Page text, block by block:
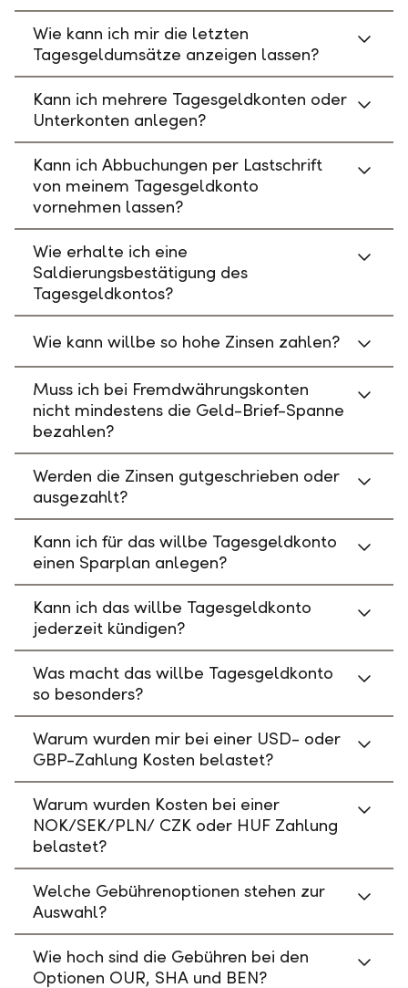
Wie kann ich mir die letzten
Tagesgeldumsätze anzeigen lassen?
Kann ich mehrere Tagesgeldkonten oder
Unterkonten anlegen?
Kann ich Abbuchungen per Lastschrift
von meinem Tagesgeldkonto
vornehmen lassen?
Wie erhalte ich eine
Saldierungsbestätigung des
Tagesgeldkontos?
Wie kann willbe so hohe Zinsen zahlen?
Muss ich bei Fremdwährungskonten
nicht mindestens die Geld-Brief-Spanne
bezahlen?
Werden die Zinsen gutgeschrieben oder
ausgezahlt?
Kann ich für das willbe Tagesgeldkonto
einen Sparplan anlegen?
Kann ich das willbe Tagesgeldkonto
jederzeit kündigen?
Was macht das willbe Tagesgeldkonto
so besonders?
Warum wurden mir bei einer USD- oder
GBP-Zahlung Kosten belastet?
Warum wurden Kosten bei einer
NOK/SEK/PLN/ CZK oder HUF Zahlung
belastet?
Welche Gebührenoptionen stehen zur
Auswahl?
Wie hoch sind die Gebühren bei den
Optionen OUR, SHA und BEN?